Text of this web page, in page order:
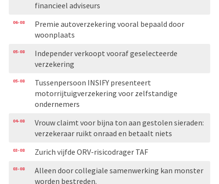
financieel adviseurs
06-08
Premie autoverzekering vooral bepaald door
woonplaats
05-08
Independer verkoopt vooraf geselecteerde
verzekering
05-08
Tussenpersoon INSIFY presenteert
motorrijtuigverzekering voor zelfstandige
ondernemers
04-08
Vrouw claimt voor bijna ton aan gestolen sieraden:
verzekeraar ruikt onraad en betaalt niets
03-08 Zurich vijfde ORV-risicodrager TAF
03-08
Alleen door collegiale samenwerking kan monster
worden bestreden.